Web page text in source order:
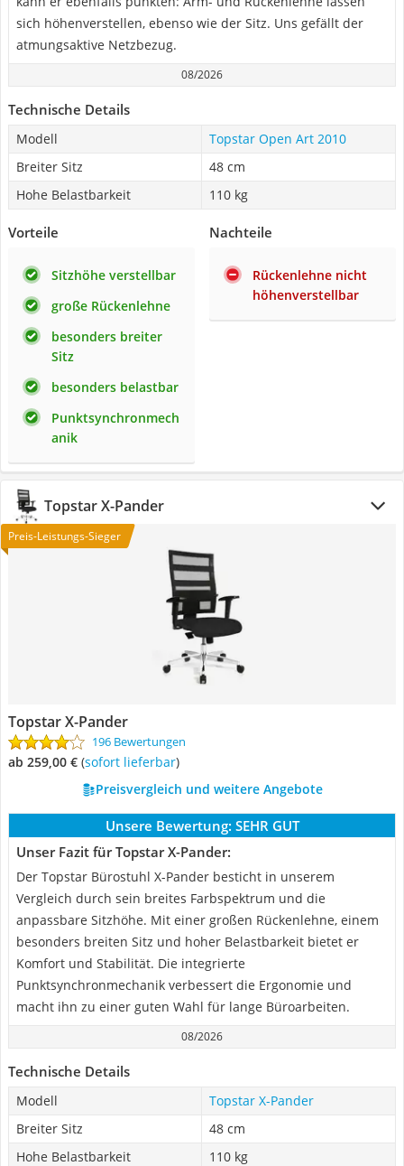
sich höhenverstellen, ebenso wie der Sitz. Uns gefällt der
atmungsaktive Netzbezug.
08/2026
Technische Details
Modell
Topstar Open Art 2010
Breiter Sitz
48 cm
Hohe Belastbarkeit
110 kg
Vorteile
Sitzhöhe verstellbar
große Rückenlehne
besonders breiter
Sitz
besonders belastbar
Punktsynchronmech
anik
Nachteile
Rückenlehne nicht
höhenverstellbar
Topstar X-Pander
Preis-Leistungs-Sieger
Topstar X-Pander
196 Bewertungen
ab 259,00 € ( Sofort lieferbar)
Preisvergleich und weitere Angebote
Unsere Bewertung: SEHR GUT
Unser Fazit für Topstar X-Pander:
Der Topstar Bürostuhl X-Pander besticht in unserem
Vergleich durch sein breites Farbspektrum und die
anpassbare Sitzhöhe. Mit einer großen Rückenlehne, einem
besonders breiten Sitz und hoher Belastbarkeit bietet er
Komfort und Stabilität. Die integrierte
Punktsynchronmechanik verbessert die Ergonomie und
macht ihn zu einer guten Wahl für lange Büroarbeiten.
08/2026
Technische Details
Modell
Topstar X-Pander
Breiter Sitz
48 cm
Hohe Belastbarkeit
110 kg